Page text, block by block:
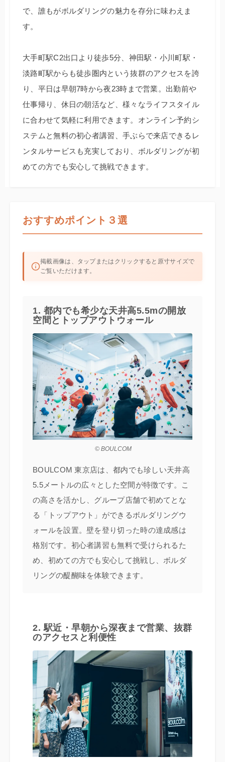
で、誰もがボルダリングの魅力を存分に味わえま
す。
大手町駅C2出口より徒歩5分、神田駅・小川町駅・
淡路町駅からも徒歩圏内という抜群のアクセスを誇
り、平日は早朝7時から夜23時まで営業。出勤前や
仕事帰り、休日の朝活など、様々なライフスタイル
に合わせて気軽に利用できます。オンライン予約シ
ステムと無料の初心者講習、手ぶらで来店できるレ
ンタルサービスも充実しており、ボルダリングが初
めての方でも安心して挑戦できます。
おすすめポイント３選
掲載画像は、タップまたはクリックすると原寸サイズで
ご覧いただけます。
1. 都内でも希少な天井高5.5mの開放
空間とトップアウトウォール
BOULCOM 東京店は、都内でも珍しい天井高
5.5メートルの広々とした空間が特徴です。こ
の高さを活かし、グループ店舗で初めてとな
る「トップアウト」ができるボルダリングウ
ォールを設置。壁を登り切った時の達成感は
格別です。初心者講習も無料で受けられるた
め、初めての方でも安心して挑戦し、ボルダ
リングの醍醐味を体験できます。
© BOULCOM
2. 駅近・早朝から深夜まで営業、抜群
のアクセスと利便性